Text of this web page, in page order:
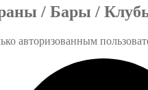
/ Бары /
авторизованным